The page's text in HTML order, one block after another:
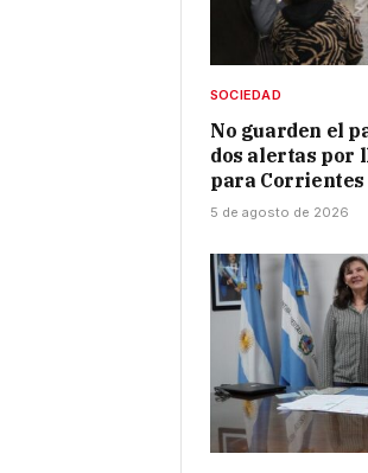
SOCIEDAD
No guarden el
dos alertas por
para Corrientes
5 de agosto de 2026